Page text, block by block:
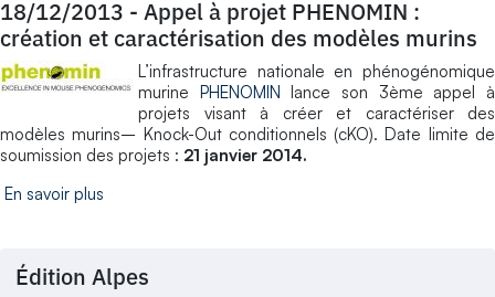
18/12/2013 - Appel à projet PHENOMIN :
création et caractérisation des modèles murins
L’infrastructure nationale en phénogénomique
murine PHENOMIN lance son 3ème appel à
projets visant à créer et caractériser des
modèles murins– Knock-Out conditionnels (cKO). Date limite de
soumission des projets : 21 janvier 2014.
En savoir plus
Édition Alpes